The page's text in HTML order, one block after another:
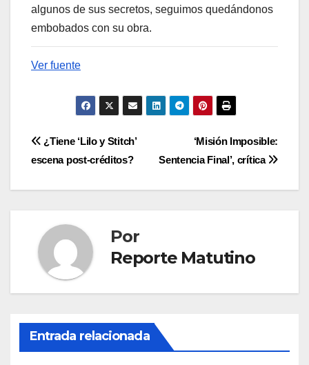
algunos de sus secretos, seguimos quedándonos
embobados con su obra.
Ver fuente
Navegación
‘Misión Imposible:
Sentencia Final’, crítica
¿Tiene ‘Lilo y Stitch’
escena post-créditos?
Por
Reporte Matutino
Entrada relacionada